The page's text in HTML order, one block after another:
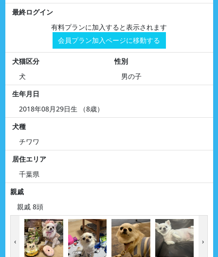
最終ログイン
有料プランに加入すると表示されます
会員プラン加入ページに移動する
犬猫区分
犬
性別
男の子
生年月日
2018年08月29日生 （8歳）
犬種
チワワ
居住エリア
千葉県
親戚
親戚 8頭
‹ ›